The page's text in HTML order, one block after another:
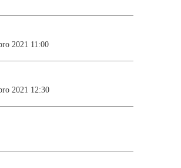
2021 11:00
2021 12:30